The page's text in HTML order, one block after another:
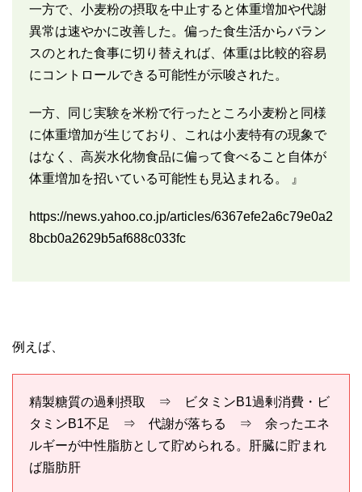
一方で、小麦粉の摂取を中止すると体重増加や代謝
異常は速やかに改善した。偏った食生活からバラン
スのとれた食事に切り替えれば、体重は比較的容易
にコントロールできる可能性が示唆された。
一方、同じ実験を米粉で行ったところ小麦粉と同様
に体重増加が生じており、これは小麦特有の現象で
はなく、高炭水化物食品に偏って食べること自体が
体重増加を招いている可能性も見込まれる。 』
https://news.yahoo.co.jp/articles/6367efe2a6c79e0a2
8bcb0a2629b5af688c033fc
例えば、
精製糖質の過剰摂取 ⇒ ビタミンB1過剰消費・ビ
タミンB1不足 ⇒ 代謝が落ちる ⇒ 余ったエネ
ルギーが中性脂肪として貯められる。肝臓に貯まれ
ば脂肪肝